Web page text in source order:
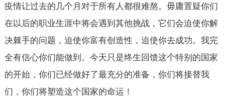
疫情让过去的几个月对于所有人都很难熬。毋庸置疑你们
在以后的职业生涯中将会遇到其他挑战，它们会迫使你解
决棘手的问题，迫使你富有创造性，迫使你去成功。我完
全有信心你们能做到。今天只是终生回馈这个特别的国家
的开始，你们已经做好了最充分的准备，你们将接替我
们，你们将塑造这个国家的命运！